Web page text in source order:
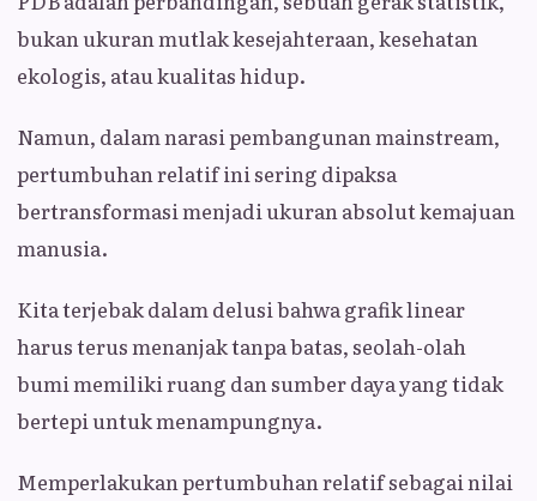
bukan ukuran mutlak kesejahteraan, kesehatan
ekologis, atau kualitas hidup.
Namun, dalam narasi pembangunan mainstream,
pertumbuhan relatif ini sering dipaksa
bertransformasi menjadi ukuran absolut kemajuan
manusia.
Kita terjebak dalam delusi bahwa grafik linear
harus terus menanjak tanpa batas, seolah-olah
bumi memiliki ruang dan sumber daya yang tidak
bertepi untuk menampungnya.
Memperlakukan pertumbuhan relatif sebagai nilai